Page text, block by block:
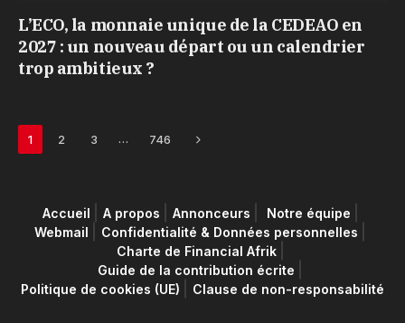
L’ECO, la monnaie unique de la CEDEAO en
2027 : un nouveau départ ou un calendrier
trop ambitieux ?
1 2 3 … 746 Next
Accueil A propos Annonceurs
Notre équipe
Webmail
Confidentialité & Données personnelles
Charte de Financial Afrik
Guide de la contribution écrite
Politique de cookies (UE)
Clause de non-responsabilité